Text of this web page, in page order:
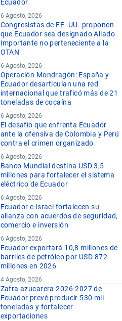
Ecuador
6 Agosto, 2026
Congresistas de EE. UU. proponen
que Ecuador sea designado Aliado
Importante no perteneciente a la
OTAN
6 Agosto, 2026
Operación Mondragón: España y
Ecuador desarticulan una red
internacional que traficó más de 21
toneladas de cocaína
6 Agosto, 2026
El desafío que enfrenta Ecuador
ante la ofensiva de Colombia y Perú
contra el crimen organizado
6 Agosto, 2026
Banco Mundial destina USD 3,5
millones para fortalecer el sistema
eléctrico de Ecuador
6 Agosto, 2026
Ecuador e Israel fortalecen su
alianza con acuerdos de seguridad,
comercio e inversión
6 Agosto, 2026
Ecuador exportará 10,8 millones de
barriles de petróleo por USD 872
millones en 2026
4 Agosto, 2026
Zafra azucarera 2026-2027 de
Ecuador prevé producir 530 mil
toneladas y fortalecer
exportaciones